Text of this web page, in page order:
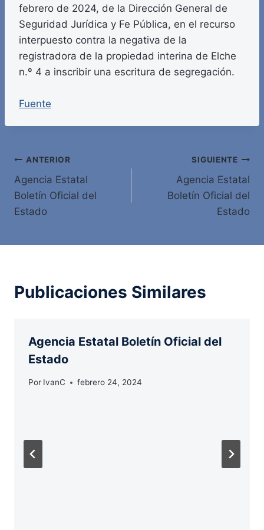
febrero de 2024, de la Dirección General de
Seguridad Jurídica y Fe Pública, en el recurso
interpuesto contra la negativa de la
registradora de la propiedad interina de Elche
n.º 4 a inscribir una escritura de segregación.
Fuente
Navegación
de
entradas
ANTERIOR
Agencia Estatal
Boletín Oficial del
Estado
SIGUIENTE
Agencia Estatal
Boletín Oficial del
Estado
Publicaciones Similares
Agencia Estatal Boletín Oficial del
Estado
Por IvanC febrero 24, 2024